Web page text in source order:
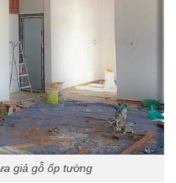
giả gỗ ốp tường